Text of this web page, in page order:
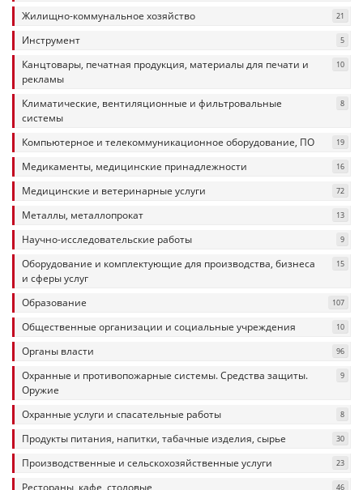
Жилищно-коммунальное хозяйство 21
Инструмент 5
Канцтовары, печатная продукция, материалы для печати и
рекламы
10
Климатические, вентиляционные и фильтровальные
системы
8
Компьютерное и телекоммуникационное оборудование, ПО 19
Медикаменты, медицинские принадлежности 16
Медицинские и ветеринарные услуги 72
Металлы, металлопрокат 13
Научно-исследовательские работы 9
Оборудование и комплектующие для производства, бизнеса
и сферы услуг
15
Образование 107
Общественные организации и социальные учреждения 10
Органы власти 96
Охранные и противопожарные системы. Средства защиты.
Оружие
9
Охранные услуги и спасательные работы 8
Продукты питания, напитки, табачные изделия, сырье 30
Производственные и сельскохозяйственные услуги 23
Рестораны, кафе, столовые 46